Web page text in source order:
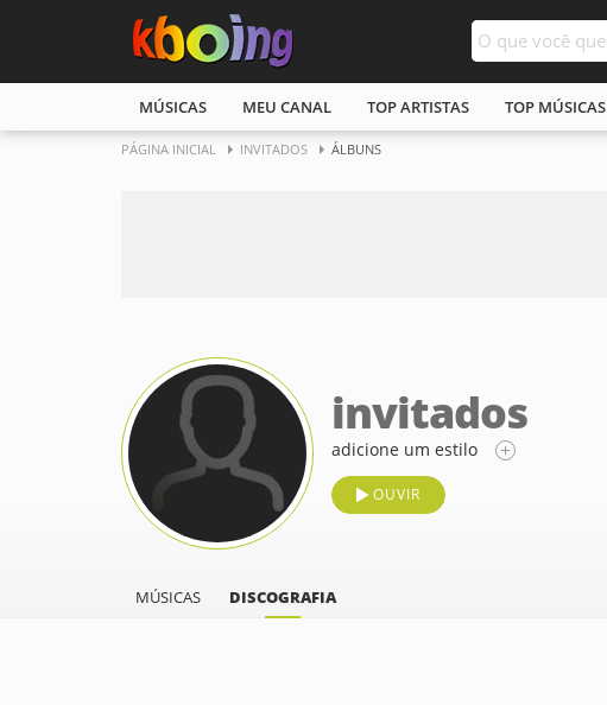
MÚSICAS MEU CANAL TOP ARTISTAS TOP MÚSICAS
PÁGINA INICIAL INVITADOS ÁLBUNS
invitados
adicione um estilo
OUVIR
MÚSICAS DISCOGRAFIA